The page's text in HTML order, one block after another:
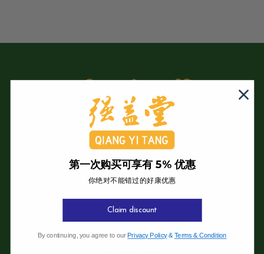
强益堂全息中医诊所
强益堂全息中医诊所(槟岛)
04-2832108
第一次购买可享有 5% 优惠
你绝对不能错过的好康优惠
Claim discount
By continuing, you agree to our Privacy Policy&Terms & Condition